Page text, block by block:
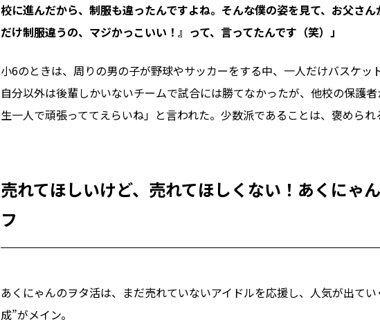
校に進んだから、制服も違ったんですよね。そんな僕の姿を見て、お父さ
だけ制服違うの、マジかっこいい！』って、言ってたんです（笑）」
小6のときは、周りの男の子が野球やサッカーをする中、一人だけバスケッ
自分以外は後輩しかいないチームで試合には勝てなかったが、他校の保護
生一人で頑張っててえらいね」と言われた。少数派であることは、褒められ
売れてほしいけど、売れてほしくない！あくにゃ
フ
あくにゃんのヲタ活は、まだ売れていないアイドルを応援し、人気が出て
成”がメイン。